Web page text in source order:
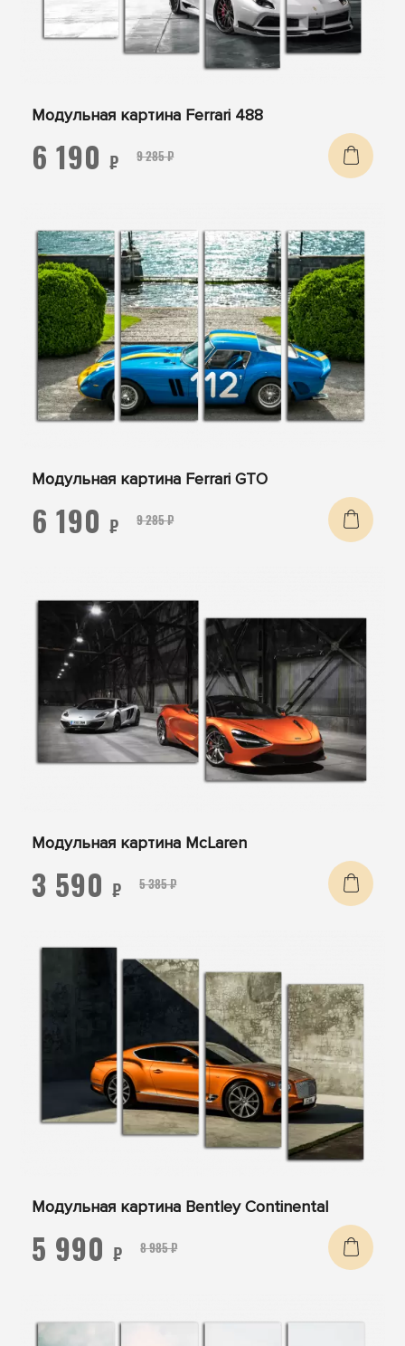
Модульная картина Ferrari 488
9 285 ₽
6 190 ₽
Модульная картина Ferrari GTO
9 285 ₽
6 190 ₽
Модульная картина McLaren
5 385 ₽
3 590 ₽
Модульная картина Bentley Continental
8 985 ₽
5 990 ₽